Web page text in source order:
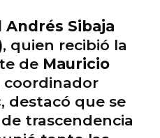
Andrés Sibaja
quien recibió la
de Mauricio
coordinador
, destacó que se
trascendencia